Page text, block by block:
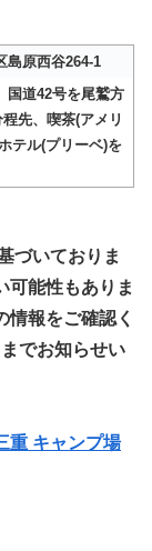
島原西谷264-1
国道42号を尾鷲方
先、喫茶(アメリ
テル(プリーベ)を
づいておりま
可能性もありま
情報をご確認く
までお知らせい
重 キャンプ場